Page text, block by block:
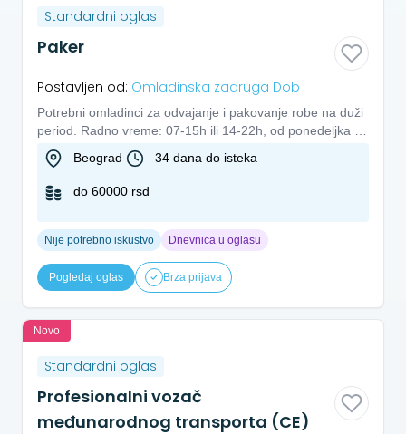
Standardni oglas
Paker
Postavljen od: Omladinska zadruga Dob
Potrebni omladinci za odvajanje i pakovanje robe na duži
period. Radno vreme: 07-15h ili 14-22h, od ponedeljka do
petka...
Beograd 34 dana do isteka
do 60000 rsd
Nije potrebno iskustvo Dnevnica u oglasu
Pogledaj oglas Brza prijava
Novo
Standardni oglas
Profesionalni vozač
međunarodnog transporta (CE)